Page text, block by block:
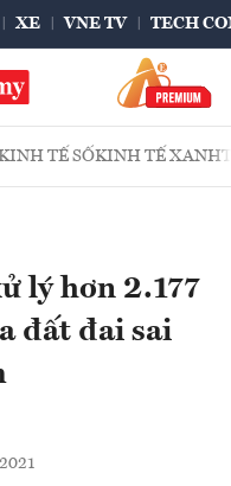
XE VNE TV TECH
TẾ SỐKINH TẾ XANH
lý hơn 2.177
đất đai sai